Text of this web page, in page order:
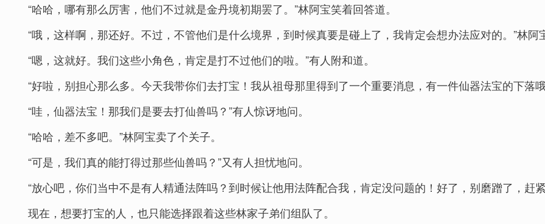
“哈哈，哪有那么厉害，他们不过就是金丹境初期罢了。”林阿宝笑着回答道。
“哦，这样啊，那还好。不过，不管他们是什么境界，到时候真要是碰上了，我肯定会想办法应对的。”林阿
“嗯，这就好。我们这些小角色，肯定是打不过他们的啦。”有人附和道。
“好啦，别担心那么多。今天我带你们去打宝！我从祖母那里得到了一个重要消息，有一件仙器法宝的下落
“哇，仙器法宝！那我们是要去打仙兽吗？”有人惊讶地问。
“哈哈，差不多吧。”林阿宝卖了个关子。
“可是，我们真的能打得过那些仙兽吗？”又有人担忧地问。
“放心吧，你们当中不是有人精通法阵吗？到时候让他用法阵配合我，肯定没问题的！好了，别磨蹭了，赶
现在，想要打宝的人，也只能选择跟着这些林家子弟们组队了。